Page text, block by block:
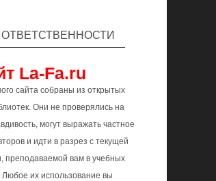
ОТВЕТСТВЕННОСТИ
La-Fa.ru
сайта собраны из открытых
Они не проверялись на
могут выражать частное
и идти в разрез с текущей
преподаваемой вам в учебных
Любое их использование вы